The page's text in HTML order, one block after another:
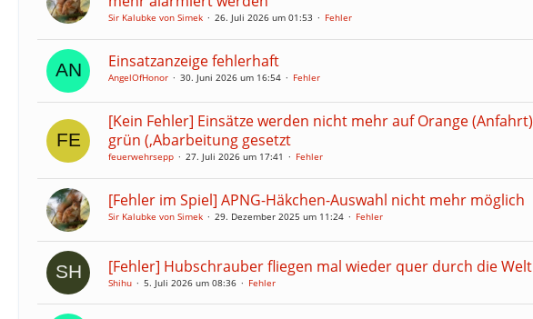
Sir Kalubke von Simek 26. Juli 2026 um 01:53 Fehler
Einsatzanzeige fehlerhaft
AngelOfHonor 30. Juni 2026 um 16:54 Fehler
[Kein Fehler] Einsätze werden nicht mehr auf Orange (Anfahrt)
grün (,Abarbeitung gesetzt
feuerwehrsepp 27. Juli 2026 um 17:41 Fehler
[Fehler im Spiel] APNG-Häkchen-Auswahl nicht mehr möglich
Sir Kalubke von Simek 29. Dezember 2025 um 11:24 Fehler
[Fehler] Hubschrauber fliegen mal wieder quer durch die Welt
Shihu 5. Juli 2026 um 08:36 Fehler